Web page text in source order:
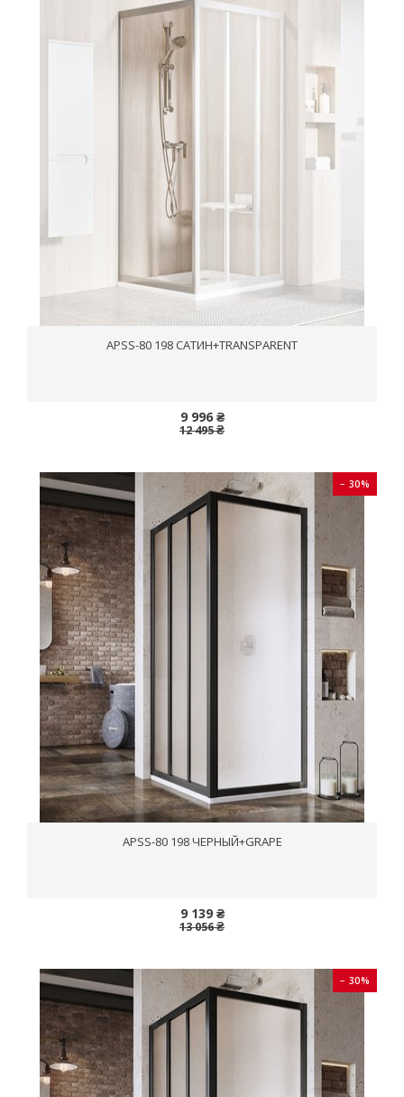
APSS-80 198 САТИН+TRANSPARENT
9 996 ₴
12 495 ₴
− 30%
APSS-80 198 ЧЕРНЫЙ+GRAPE
9 139 ₴
13 056 ₴
− 30%